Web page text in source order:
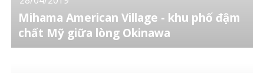
Mihama American Village - khu phố đậm
chất Mỹ giữa lòng Okinawa